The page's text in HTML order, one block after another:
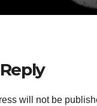
will not be